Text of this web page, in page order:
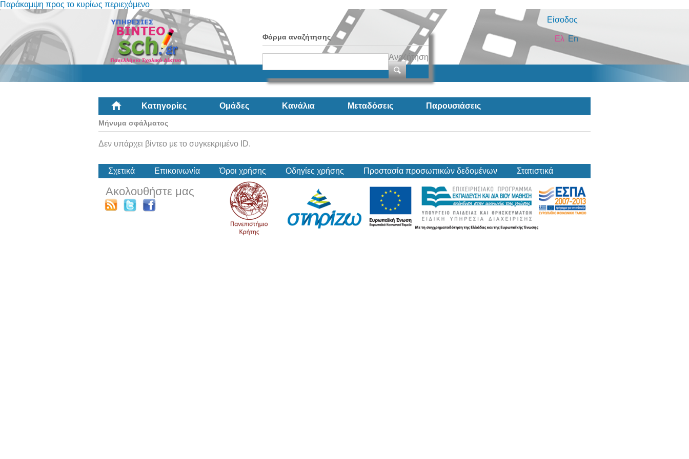
Παράκαμψη προς το κυρίως περιεχόμενο
Είσοδος
Φόρμα αναζήτησης
Αναζήτηση
En
Ελ
Κατηγορίες Ομάδες Κανάλια Μεταδόσεις Παρουσιάσεις
Μήνυμα σφάλματος
Δεν υπάρχει βίντεο με το συγκεκριμένο ID.
Σχετικά Επικοινωνία Όροι χρήσης Οδηγίες χρήσης Προστασία προσωπικών δεδομένων Στατιστικά
Ακολουθήστε μας